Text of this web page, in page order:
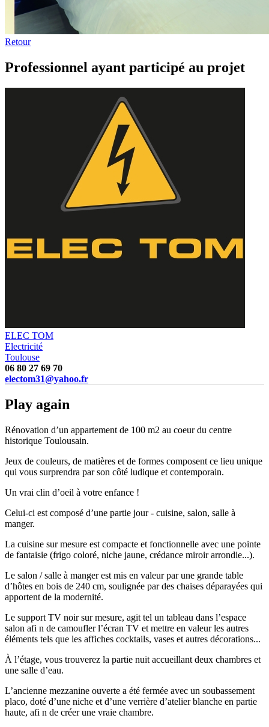
Retour
Professionnel ayant participé au projet
ELEC TOM
Electricité
Toulouse
06 80 27 69 70
electom31@yahoo.fr
Play again
Rénovation d’un appartement de 100 m2 au coeur du centre
historique Toulousain.
Jeux de couleurs, de matières et de formes composent ce lieu unique
qui vous surprendra par son côté ludique et contemporain.
Un vrai clin d’oeil à votre enfance !
Celui-ci est composé d’une partie jour - cuisine, salon, salle à
manger.
La cuisine sur mesure est compacte et fonctionnelle avec une pointe
de fantaisie (frigo coloré, niche jaune, crédance miroir arrondie...).
Le salon / salle à manger est mis en valeur par une grande table
d’hôtes en bois de 240 cm, soulignée par des chaises déparayées qui
apportent de la modernité.
Le support TV noir sur mesure, agit tel un tableau dans l’espace
salon afi n de camoufler l’écran TV et mettre en valeur les autres
éléments tels que les affiches cocktails, vases et autres décorations...
À l’étage, vous trouverez la partie nuit accueillant deux chambres et
une salle d’eau.
L’ancienne mezzanine ouverte a été fermée avec un soubassement
placo, doté d’une niche et d’une verrière d’atelier blanche en partie
haute, afi n de créer une vraie chambre.